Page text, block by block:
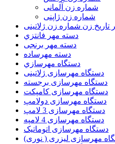
شماره زن آلمانی
شماره زن ژاپنی
تاریخ زن شماره زن ژلاتینی
دسته مهر فانتزي
دسته مهر برنجی
دسته مهرساده
دستگاه مهرسازي
دستگاه مهرسازی ژلاتینی
دستگاه مهرسازی برجسته
دستگاه مهرسازی کامپکت
دستگاه مهرسازی دولامپ
دستگاه مهرسازی 3 لامپ
دستگاه مهرسازی 4 لامپه
دستگاه مهرسازی اتوماتیک
مهرسازی لیزری ( نوری)